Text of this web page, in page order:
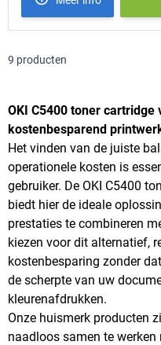
9 producten
OKI C5400 toner
kostenbesparend
Het vinden van de juiste
operationele kosten is
gebruiker. De OKI C5400
biedt hier de ideale
prestaties te combineren
kiezen voor dit alternatief,
kostenbesparing zonder
de scherpte van uw
kleurenafdrukken.
Onze huismerk producten
naadloos samen te